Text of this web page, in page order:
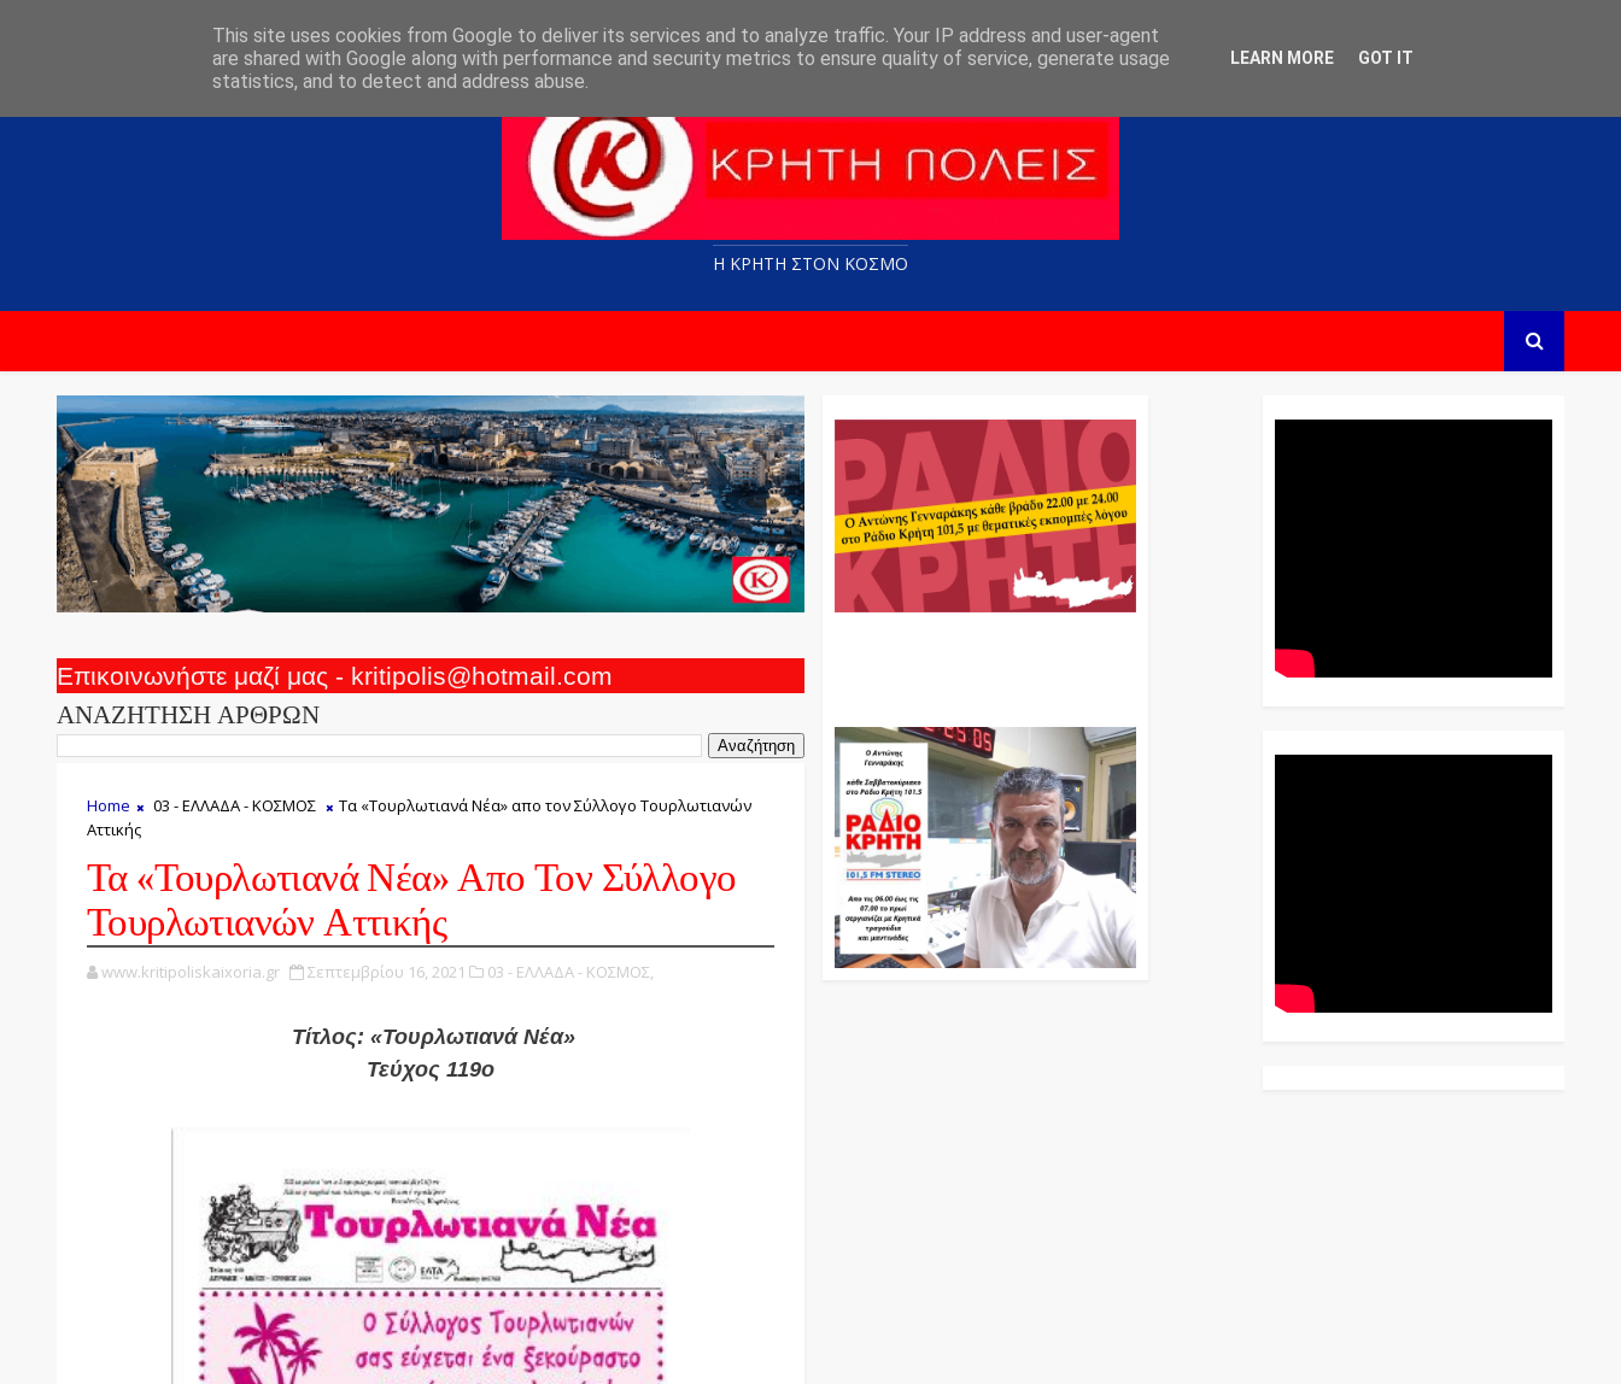
Η ΚΡΗΤΗ ΣΤΟN KOΣΜΟ
Επικοινωνήστε μαζί μας - kritipolis@hotmail.com
ΑΝΑΖΗΤΗΣΗ ΑΡΘΡΩΝ
Home 03 - ΕΛΛΑΔΑ - ΚΟΣΜΟΣ
Τα «Τουρλωτιανά Νέα» απο τον Σύλλογο Τουρλωτιανών
Αττικής
Τα «Τουρλωτιανά Νέα» Απο Τον Σύλλογο
Τουρλωτιανών Αττικής
www.kritipoliskaixoria.gr Σεπτεμβρίου 16, 2021 03 - ΕΛΛΑΔΑ - ΚΟΣΜΟΣ,
Τίτλος: «Τουρλωτιανά Νέα»
Τεύχος 119ο
This site uses cookies from Google to deliver its services and to analyze traffic. Your IP address and user-agent
are shared with Google along with performance and security metrics to ensure quality of service, generate usage
statistics, and to detect and address abuse.
LEARN MORE GOT IT